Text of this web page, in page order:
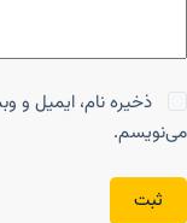
ذخیره نام، ایمیل و
می‌نویسم.
ثبت